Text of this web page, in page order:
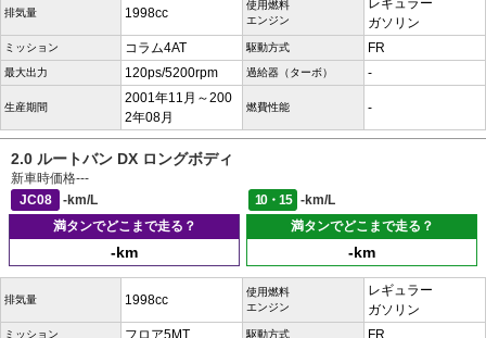
排気量 1998cc
使用燃料
エンジン
レギュラー
ガソリン
ミッション コラム4AT 駆動方式 FR
最大出力 120ps/5200rpm 過給器（ターボ） -
生産期間
2001年11月～200
2年08月
燃費性能 -
2.0 ルートバン DX ロングボディ
新車時価格---
JC08
-km/L 10・15
-km/L
満タンでどこまで走る？
-km
満タンでどこまで走る？
-km
排気量 1998cc
使用燃料
エンジン
レギュラー
ガソリン
ミッション 駆動方式